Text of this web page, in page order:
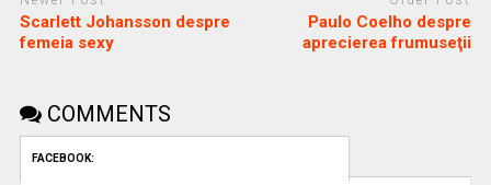
Scarlett Johansson despre
femeia sexy
Paulo Coelho despre
aprecierea frumuseţii
COMMENTS
FACEBOOK: